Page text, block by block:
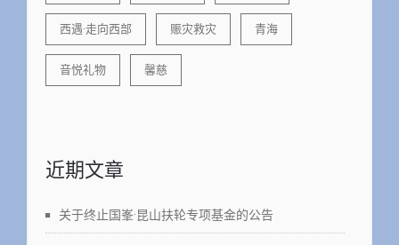
西遇·走向西部 赈灾救灾 青海
音悦礼物 馨慈
近期文章
关于终止国峯·昆山扶轮专项基金的公告